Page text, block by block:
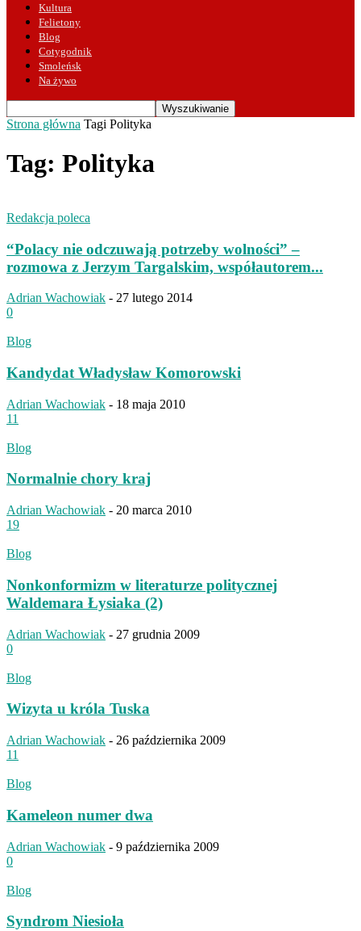
Kultura
Felietony
Blog
Cotygodnik
Smoleńsk
Na żywo
Strona główna Tagi Polityka
Tag: Polityka
Redakcja poleca
“Polacy nie odczuwają potrzeby wolności” –
rozmowa z Jerzym Targalskim, współautorem...
Adrian Wachowiak - 27 lutego 2014
0
Blog
Kandydat Władysław Komorowski
Adrian Wachowiak - 18 maja 2010
11
Blog
Normalnie chory kraj
Adrian Wachowiak - 20 marca 2010
19
Blog
Nonkonformizm w literaturze politycznej
Waldemara Łysiaka (2)
Adrian Wachowiak - 27 grudnia 2009
0
Blog
Wizyta u króla Tuska
Adrian Wachowiak - 26 października 2009
11
Blog
Kameleon numer dwa
Adrian Wachowiak - 9 października 2009
0
Blog
Syndrom Niesioła